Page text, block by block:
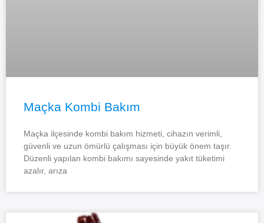
Maçka Kombi Bakım
Maçka ilçesinde kombi bakım hizmeti, cihazın verimli,
güvenli ve uzun ömürlü çalışması için büyük önem taşır.
Düzenli yapılan kombi bakımı sayesinde yakıt tüketimi
azalır, arıza